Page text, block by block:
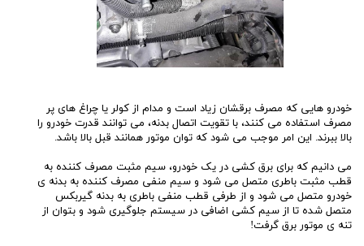
خودرو هایی که مصرف برقشان زیاد است و مدام از کولر یا چراغ های پر
مصرف استفاده می کنند، با تقویت اتصال بدنه، می توانند قدرت خودرو را
بالا ببرند. این امر موجب می شود که توان موتور همانند قبل بالا باشد.
می دانیم که برای برق کشی در یک خودرو، سیم مثبت مصرف کننده به
قطب مثبت باطری متصل می شود و سیم منفی مصرف کننده به بدنه ی
خودرو متصل می شود و از طرفی قطب منفی باطری به بدنه گیربکس
متصل شده تا از سیم کشی اضافی در سیستم جلوگیری شود و بتوان از
تنه ی موتور برق گرفت!